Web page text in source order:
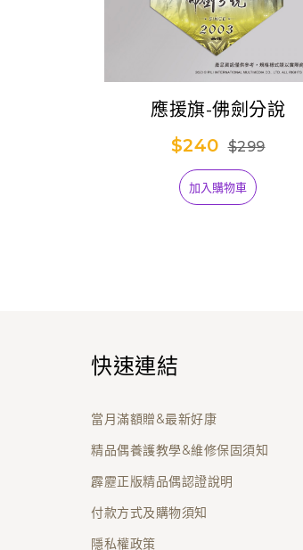
應援旗-佛劍分說
$240 $299
加入購物車
快速連結
當月滿額贈&最新好康
精品偶養護教學&維修保固須知
霹靂正版精品偶認證說明
付款方式及購物須知
隱私權政策